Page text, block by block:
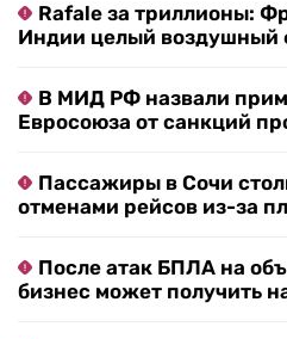
Rafale за триллионы:
Индии целый воздушный
В МИД РФ назвали
Евросоюза от санкций
Пассажиры в Сочи
отменами рейсов из-за
После атак БПЛА на
бизнес может получить